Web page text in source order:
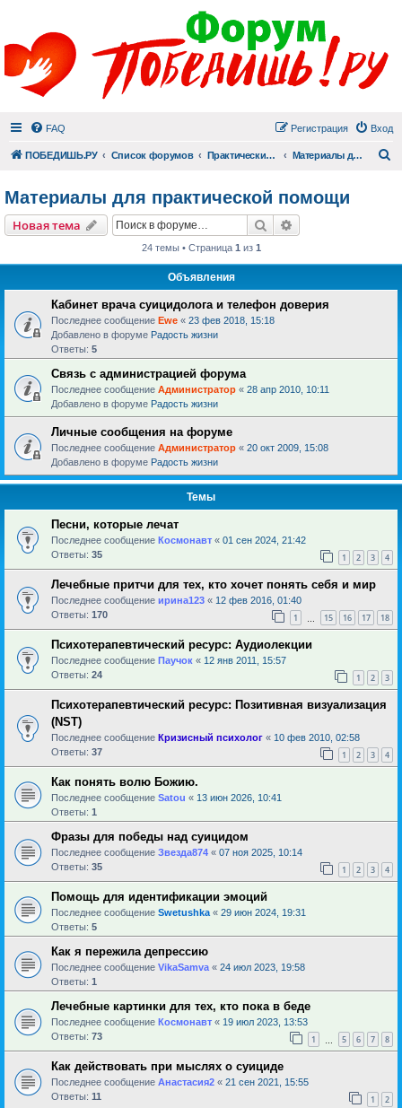
FAQ Вход
Регистрация
ПОБЕДИШЬ.РУ Список форумов Практический раздел Материалы для практической помощи
Материалы для практической помощи
Новая тема Поиск
24 темы • Страница 1 из 1
Объявления
Кабинет врача суицидолога и телефон доверия
Последнее сообщение Ewe « 23 фев 2018, 15:18
Добавлено в форуме Радость жизни
Ответы: 5
Связь с администрацией форума
Последнее сообщение Администратор « 28 апр 2010, 10:11
Добавлено в форуме Радость жизни
Личные сообщения на форуме
Последнее сообщение Администратор « 20 окт 2009, 15:08
Добавлено в форуме Радость жизни
Темы
Песни, которые лечат
Последнее сообщение Космонавт « 01 сен 2024, 21:42
Ответы: 35 1 2 3 4
Лечебные притчи для тех, кто хочет понять себя и мир
Последнее сообщение ирина123 « 12 фев 2016, 01:40
Ответы: 170 1 15 16 17 18
Психотерапевтический ресурс: Аудиолекции
Последнее сообщение Паучок « 12 янв 2011, 15:57
Ответы: 24 1 2 3
Психотерапевтический ресурс: Позитивная визуализация
(NST)
Последнее сообщение Кризисный психолог « 10 фев 2010, 02:58
Ответы: 37 1 2 3 4
Как понять волю Божию.
Последнее сообщение Satou « 13 июн 2026, 10:41
Ответы: 1
Фразы для победы над суицидом
Последнее сообщение Звезда874 « 07 ноя 2025, 10:14
Ответы: 35 1 2 3 4
Помощь для идентификации эмоций
Последнее сообщение Swetushka « 29 июн 2024, 19:31
Ответы: 5
Как я пережила депрессию
Последнее сообщение VikaSamva « 24 июл 2023, 19:58
Ответы: 1
Лечебные картинки для тех, кто пока в беде
Последнее сообщение Космонавт « 19 июл 2023, 13:53
Ответы: 73 1 5 6 7 8
Как действовать при мыслях о суициде
Последнее сообщение Анастасия2 « 21 сен 2021, 15:55
Ответы: 11 1 2